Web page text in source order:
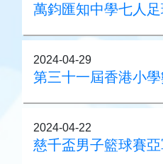
2024-04-29
第三十一屆香港小
2024-04-22
慈千盃男子籃球賽亞